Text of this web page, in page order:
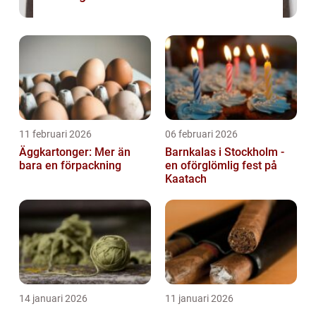
11 februari 2026
Äggkartonger: Mer än
bara en förpackning
06 februari 2026
Barnkalas i Stockholm -
en oförglömlig fest på
Kaatach
14 januari 2026 11 januari 2026